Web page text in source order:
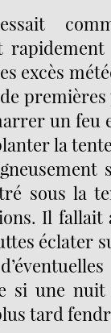
excès
un feu
la
sous la
Il
éclater
si une
tard